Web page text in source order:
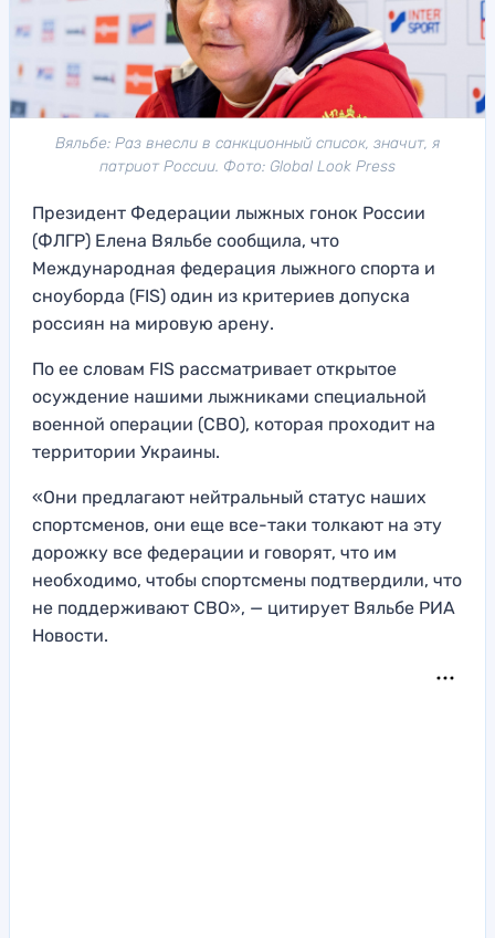
Вяльбе: Раз внесли в санкционный список, значит, я
патриот России. Фото: Global Look Press
Президент Федерации лыжных гонок России
(ФЛГР) Елена Вяльбе сообщила, что
Международная федерация лыжного спорта и
сноуборда (FIS) один из критериев допуска
россиян на мировую арену.
По ее словам FIS рассматривает открытое
осуждение нашими лыжниками специальной
военной операции (СВО), которая проходит на
территории Украины.
«Они предлагают нейтральный статус наших
спортсменов, они еще все-таки толкают на эту
дорожку все федерации и говорят, что им
необходимо, чтобы спортсмены подтвердили, что
не поддерживают СВО», — цитирует Вяльбе РИА
Новости.